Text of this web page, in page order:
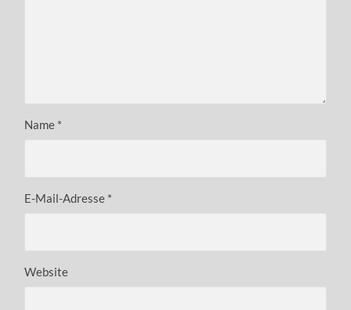
Name *
E-Mail-Adresse *
Website